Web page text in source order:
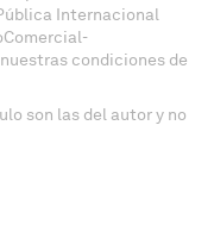
Internacional
condiciones de
son las del autor y no